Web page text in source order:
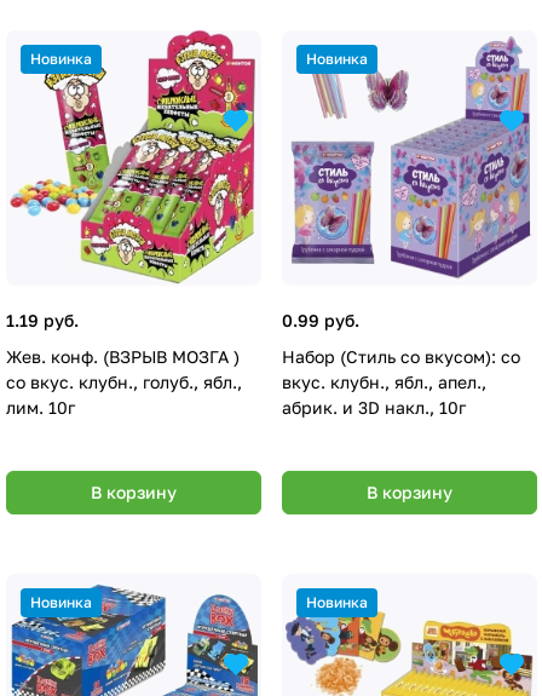
Новинка
1.19 руб.
Жев. конф. (ВЗРЫВ МОЗГА )
со вкус. клубн., голуб., ябл.,
лим. 10г
В корзину
Новинка
0.99 руб.
Набор (Стиль со вкусом): со
вкус. клубн., ябл., апел.,
абрик. и 3D накл., 10г
В корзину
Новинка Новинка